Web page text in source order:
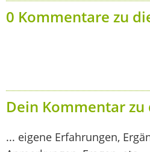
0 Kommentare zu
Dein Kommentar
... eigene Erfahrungen,